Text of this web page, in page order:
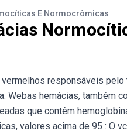
E Normocrômicas
responsáveis
Webas hemácias, também
que contêm
valores acima de 95 : O